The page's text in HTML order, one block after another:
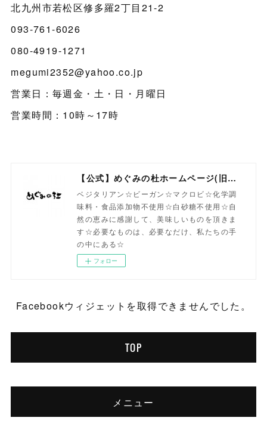
北九州市若松区修多羅2丁目21-2
093-761-6026
080-4919-1271
megumi2352@yahoo.co.jp
営業日：毎週金・土・日・月曜日
営業時間：10時～17時
【公式】めぐみの杜ホームページ(旧自然食工房）
ベジタリアン☆ビーガン☆マクロビ☆化学調
味料・食品添加物不使用☆白砂糖不使用☆自
然の恵みに感謝して、美味しいものを頂きま
す☆必要なものは、必要なだけ、私たちの手
の中にある☆
フォロー
Facebookウィジェットを取得できませんでした。
TOP
メニュー